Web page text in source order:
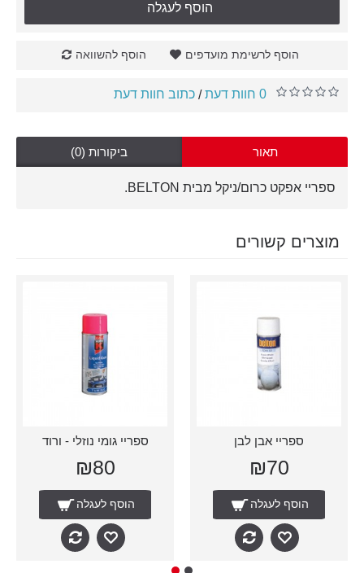
הוסף לעגלה
הוסף לרשימת מועדפים הוסף להשוואה
0 חוות דעת / כתוב חוות דעת
תאור ביקורות (0)
ספריי אפקט כרום/ניקל מבית BELTON.
מוצרים קשורים
ספריי אבן לבן
₪70
הוסף לעגלה
ספריי גומי נוזלי - ורוד
₪80
הוסף לעגלה